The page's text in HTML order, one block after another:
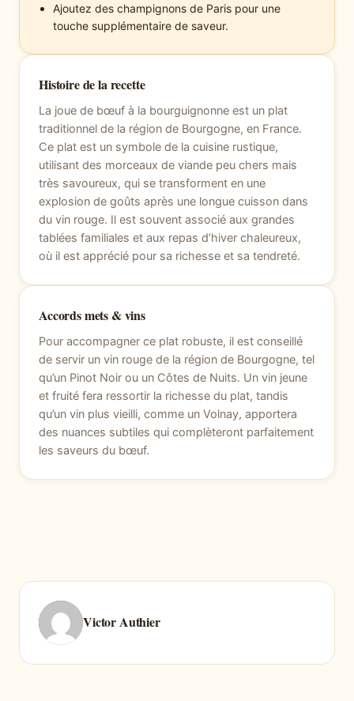
Ajoutez des champignons de Paris pour une
touche supplémentaire de saveur.
Histoire de la recette
La joue de bœuf à la bourguignonne est un plat
traditionnel de la région de Bourgogne, en France.
Ce plat est un symbole de la cuisine rustique,
utilisant des morceaux de viande peu chers mais
très savoureux, qui se transforment en une
explosion de goûts après une longue cuisson dans
du vin rouge. Il est souvent associé aux grandes
tablées familiales et aux repas d’hiver chaleureux,
où il est apprécié pour sa richesse et sa tendreté.
Accords mets & vins
Pour accompagner ce plat robuste, il est conseillé
de servir un vin rouge de la région de Bourgogne, tel
qu’un Pinot Noir ou un Côtes de Nuits. Un vin jeune
et fruité fera ressortir la richesse du plat, tandis
qu’un vin plus vieilli, comme un Volnay, apportera
des nuances subtiles qui complèteront parfaitement
les saveurs du bœuf.
Victor Authier